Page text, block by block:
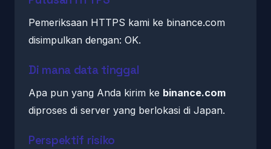
Pemeriksaan HTTPS kami ke binance.com
disimpulkan dengan: OK.
Di mana data tinggal
Apa pun yang Anda kirim ke binance.com
diproses di server yang berlokasi di Japan.
Perspektif risiko